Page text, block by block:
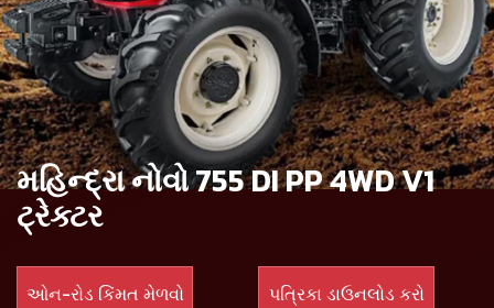
મહિન્દ્રા નોવો 755 DI PP 4WD V1
ટ્રેક્ટર
ઓન-રોડ કિંમત મેળવો પત્રિકા ડાઉનલોડ કરો